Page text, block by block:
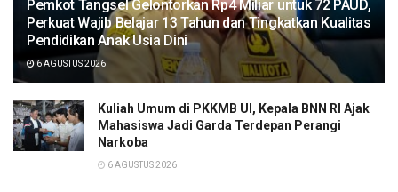
Pemkot Tangsel Gelontorkan Rp4 Miliar untuk 72 PAUD,
Perkuat Wajib Belajar 13 Tahun dan Tingkatkan Kualitas
Pendidikan Anak Usia Dini
6 AGUSTUS 2026
Kuliah Umum di PKKMB UI, Kepala BNN RI Ajak
Mahasiswa Jadi Garda Terdepan Perangi
Narkoba
6 AGUSTUS 2026